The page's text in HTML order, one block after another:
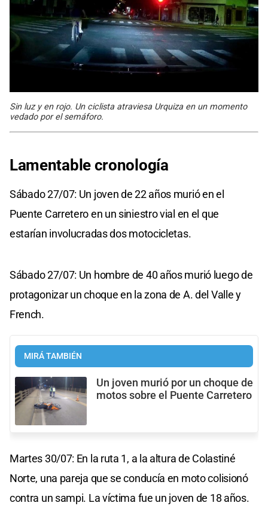
Sin luz y en rojo. Un ciclista atraviesa Urquiza en un momento
vedado por el semáforo.
Lamentable cronología
Sábado 27/07: Un joven de 22 años murió en el
Puente Carretero en un siniestro vial en el que
estarían involucradas dos motocicletas.
Sábado 27/07: Un hombre de 40 años murió luego de
protagonizar un choque en la zona de A. del Valle y
French.
MIRÁ TAMBIÉN
Un joven murió por un choque de
motos sobre el Puente Carretero
Martes 30/07: En la ruta 1, a la altura de Colastiné
Norte, una pareja que se conducía en moto colisionó
contra un sampi. La víctima fue un joven de 18 años.